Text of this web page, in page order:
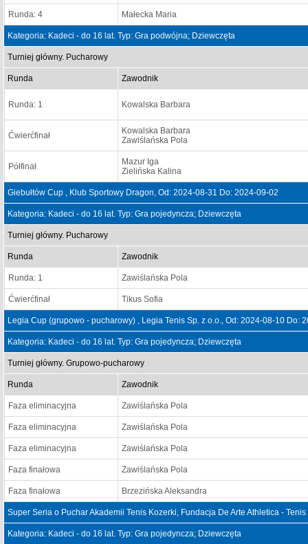
Runda: 4 Małecka Maria
Kategoria: Kadeci - do 16 lat. Typ: Gra podwójna; Dziewczęta
Turniej główny. Pucharowy
Runda Zawodnik
Runda: 1 Kowalska Barbara
Ćwierćfinał
Kowalska Barbara
Zawiślańska Pola
Półfinał
Mazur Iga
Zielińska Kalina
Giebułtów Cup , Klub Sportowy Dragon, Od: 2024-08-31 Do: 2024-09-02
Kategoria: Kadeci - do 16 lat. Typ: Gra pojedyncza; Dziewczęta
Turniej główny. Pucharowy
Runda Zawodnik
Runda: 1 Zawiślańska Pola
Ćwierćfinał Tikus Sofia
Legia Cup (grupowo - pucharowy) , Legia Tenis Sp. z o.o., Od: 2024-08-10 Do:
Kategoria: Kadeci - do 16 lat. Typ: Gra pojedyncza; Dziewczęta
Turniej główny. Grupowo-pucharowy
Runda Zawodnik
Faza eliminacyjna Zawiślańska Pola
Faza eliminacyjna Zawiślańska Pola
Faza eliminacyjna Zawiślańska Pola
Faza finałowa Zawiślańska Pola
Faza finałowa Brzezińska Aleksandra
Super Seria o Puchar Akademii Tenis Kozerki, Fundacja De Arte Athletica -
Kategoria: Kadeci - do 16 lat. Typ: Gra pojedyncza; Dziewczęta